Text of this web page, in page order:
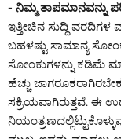
- ನಿಮ್ಮ ತಾಪಮಾನವನ್ನು
ಇತ್ತೀಚಿನ ಸುದ್ದಿ
ಬಹಳಷ್ಟು ಸಾಮಾನ್ಯ
ಸೋಂಕುಗಳನ್ನು ಕಡಿಮೆ
ಹೆಚ್ಚು
ಸಕ್ರಿಯವಾಗಿರುತ್ತವೆ. ಈ